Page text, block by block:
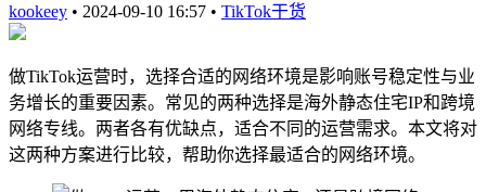
kookeey • 2024-09-10 16:57 • TikTok干货
做TikTok运营时，选择合适的网络环境是影响账号稳定性与业
务增长的重要因素。常见的两种选择是海外静态住宅IP和跨境
网络专线。两者各有优缺点，适合不同的运营需求。本文将对
这两种方案进行比较，帮助你选择最适合的网络环境。